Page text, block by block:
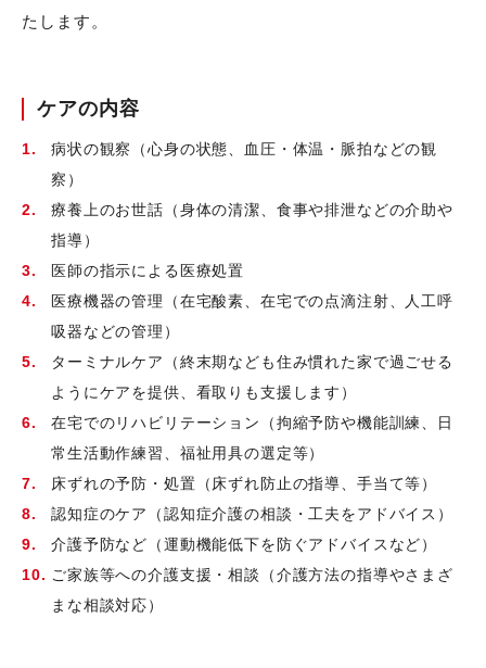
たします。
ケアの内容
病状の観察（心身の状態、血圧・体温・脈拍などの観
察）
療養上のお世話（身体の清潔、食事や排泄などの介助や
指導）
医師の指示による医療処置
医療機器の管理（在宅酸素、在宅での点滴注射、人工呼
吸器などの管理）
ターミナルケア（終末期なども住み慣れた家で過ごせる
ようにケアを提供、看取りも支援します）
在宅でのリハビリテーション（拘縮予防や機能訓練、日
常生活動作練習、福祉用具の選定等）
床ずれの予防・処置（床ずれ防止の指導、手当て等）
認知症のケア（認知症介護の相談・工夫をアドバイス）
介護予防など（運動機能低下を防ぐアドバイスなど）
ご家族等への介護支援・相談（介護方法の指導やさまざ
まな相談対応）